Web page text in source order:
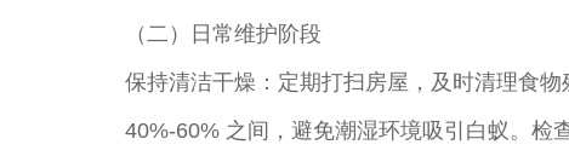
（二）日常维护阶段
保持清洁干燥：定期打扫房屋，及时清理食
40%-60% 之间，避免潮湿环境吸引白蚁。检